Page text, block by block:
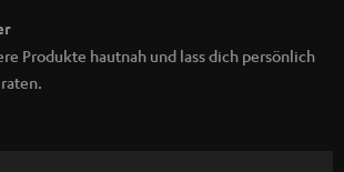
Produkte hautnah und lass dich persönlich